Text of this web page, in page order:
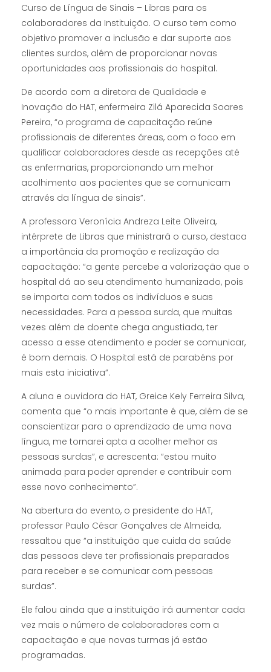
Curso de Língua de Sinais – Libras para os
colaboradores da Instituição. O curso tem como
objetivo promover a inclusão e dar suporte aos
clientes surdos, além de proporcionar novas
oportunidades aos profissionais do hospital.
De acordo com a diretora de Qualidade e
Inovação do HAT, enfermeira Zilá Aparecida Soares
Pereira, “o programa de capacitação reúne
profissionais de diferentes áreas, com o foco em
qualificar colaboradores desde as recepções até
as enfermarias, proporcionando um melhor
acolhimento aos pacientes que se comunicam
através da língua de sinais”.
A professora Veronícia Andreza Leite Oliveira,
intérprete de Libras que ministrará o curso, destaca
a importância da promoção e realização da
capacitação: “a gente percebe a valorização que o
hospital dá ao seu atendimento humanizado, pois
se importa com todos os indivíduos e suas
necessidades. Para a pessoa surda, que muitas
vezes além de doente chega angustiada, ter
acesso a esse atendimento e poder se comunicar,
é bom demais. O Hospital está de parabéns por
mais esta iniciativa”.
A aluna e ouvidora do HAT, Greice Kely Ferreira Silva,
comenta que “o mais importante é que, além de se
conscientizar para o aprendizado de uma nova
língua, me tornarei apta a acolher melhor as
pessoas surdas”, e acrescenta: “estou muito
animada para poder aprender e contribuir com
esse novo conhecimento”.
Na abertura do evento, o presidente do HAT,
professor Paulo César Gonçalves de Almeida,
ressaltou que “a instituição que cuida da saúde
das pessoas deve ter profissionais preparados
para receber e se comunicar com pessoas
surdas”.
Ele falou ainda que a instituição irá aumentar cada
vez mais o número de colaboradores com a
capacitação e que novas turmas já estão
programadas.